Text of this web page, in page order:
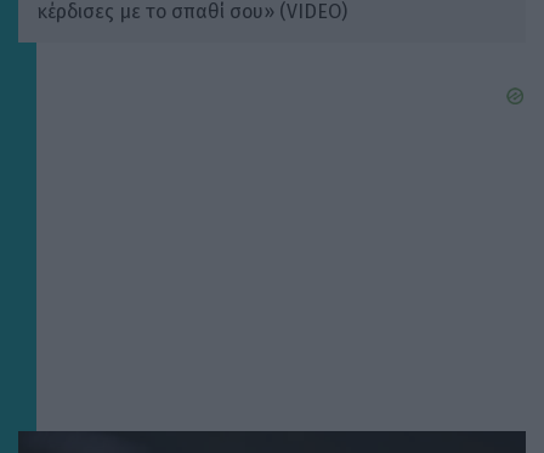
κέρδισες με το σπαθί σου» (VIDEO)